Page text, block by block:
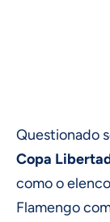
Questionado
Copa
como o
Flamengo